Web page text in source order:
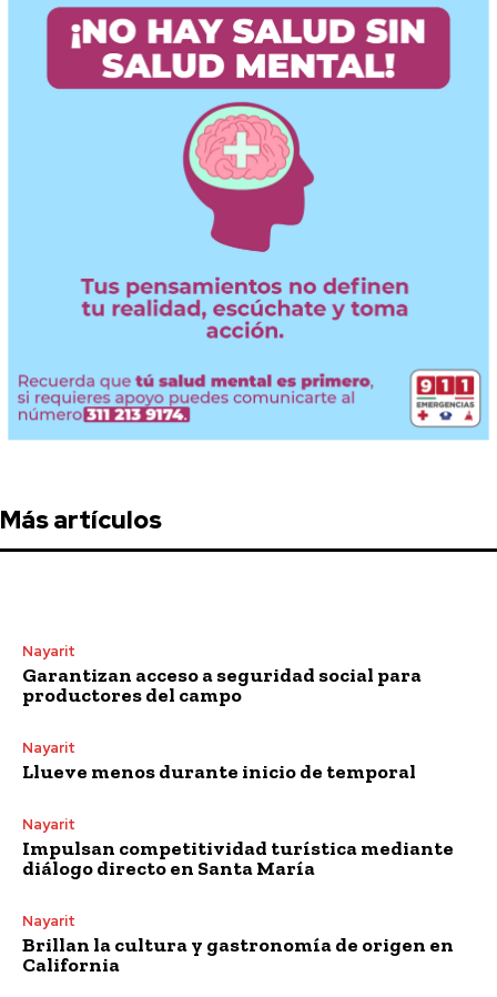
Más artículos
Nayarit
Garantizan acceso a seguridad social para
productores del campo
Nayarit
Llueve menos durante inicio de temporal
Nayarit
Impulsan competitividad turística mediante
diálogo directo en Santa María
Nayarit
Brillan la cultura y gastronomía de origen en
California